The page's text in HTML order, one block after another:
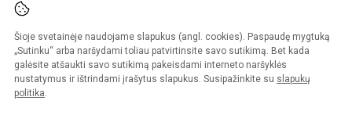
Šioje svetainėje naudojame slapukus (angl. cookies). Paspaudę mygtuką
„Sutinku“ arba naršydami toliau patvirtinsite savo sutikimą. Bet kada
galėsite atšaukti savo sutikimą pakeisdami interneto naršyklės
nustatymus ir ištrindami įrašytus slapukus. Susipažinkite su slapukų
politika.
© 2025. Vilniaus lopšelis-darželis „Rytas“. Visos teisės saugomos.
Kopijuoti turinį be raštiško darželio sutikimo griežtai draudžiama.
Prieinamumo paraiška Slapukų valdymas
Sumanus būdas atnaujinti